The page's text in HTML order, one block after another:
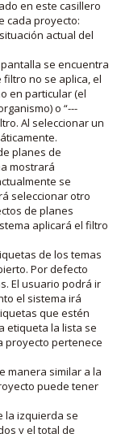
en este casillero
cada proyecto:
actual del
se encuentra
no se aplica, el
en particular (el
o “---
Al seleccionar un
planes de
mostrará
se
seleccionar otro
de planes
aplicará el filtro
de los temas
Por defecto
El usuario podrá ir
el sistema irá
que estén
etiqueta la lista se
proyecto pertenece
manera similar a la
puede tener
la izquierda se
y el total de